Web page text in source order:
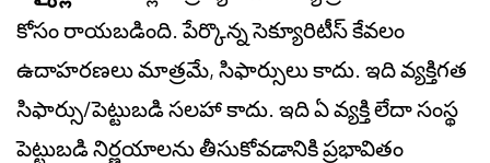
కోసం రాయబడింది. పేర్కొన్న సెక్యూరిటీస్ కేవలం
ఉదాహరణలు మాత్రమే, సిఫార్సులు కాదు. ఇది వ్యక్తిగత
సిఫార్సు/పెట్టుబడి సలహా కాదు. ఇది ఏ వ్యక్తి లేదా సంస్థ
పెట్టుబడి నిర్ణయాలను తీసుకోవడానికి ప్రభావితం